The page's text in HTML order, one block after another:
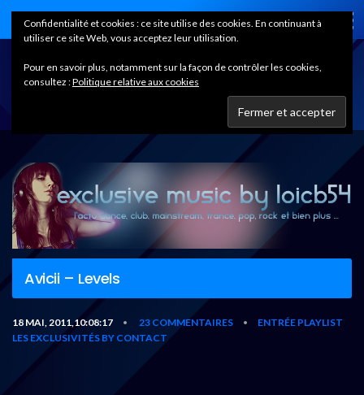
Home
Avicii – Levels
18 MAI, 2011,10:08:17 • 23 COMMENTAIRES •
ENTRÉE PLAYLIST
LES EXCLUSIVITÉS BY CONTACT
Confidentialité et cookies : ce site utilise des cookies. En continuant à
utiliser ce site Web, vous acceptez leur utilisation.
Pour en savoir plus, notamment sur la façon de contrôler les cookies,
consultez :Politique relative aux cookies